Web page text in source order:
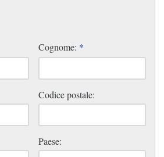
Cognome: *
Codice postale:
Paese: